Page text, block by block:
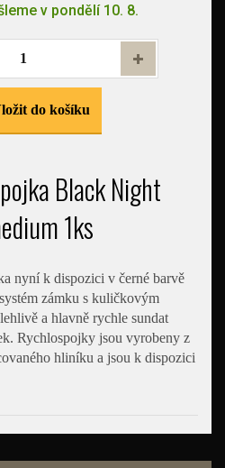
v pondělí 10. 8.
do košíku
Black Night
1ks
nyní k dispozici v černé barvě
zámku s kuličkovým
a hlavně rychle sundat
Rychlospojky jsou vyrobeny z
hliníku a jsou k dispozici